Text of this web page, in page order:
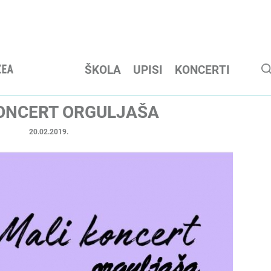
ŠKOLA UPISI KONCERTI
ORGULJAŠA
20.02.2019.